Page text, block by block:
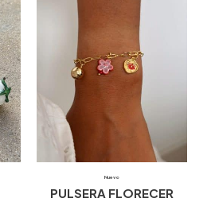
Nuevo
PULSERA FLORECER